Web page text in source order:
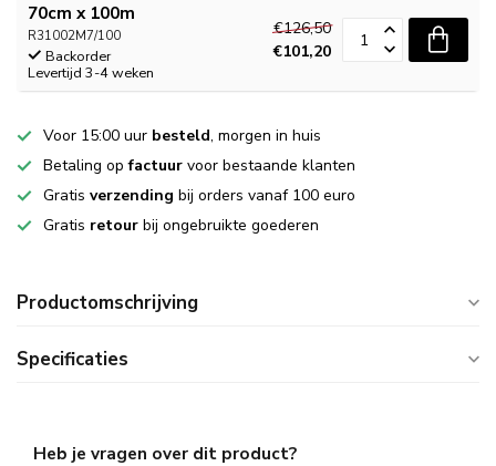
70cm x 100m
R31002M7/100
Backorder
Levertijd 3-4 weken
€126,50
€101,20
Voor 15:00 uur besteld, morgen in huis
Betaling opfactuur voor bestaande klanten
Gratis verzending bij orders vanaf 100 euro
Gratis retour bij ongebruikte goederen
Productomschrijving
Specificaties
Heb je vragen over dit product?